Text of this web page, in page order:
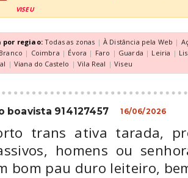
VISEU
por regiao: Todas as zonas | À Distância pela Web |
| Coimbra | Évora | Faro | Guarda | Leiria |
| Viana do Castelo | Vila Real | Viseu
boavista 914127457 16/06/2026
trans ativa tarada,
homens ou
bom pau duro leiteiro,